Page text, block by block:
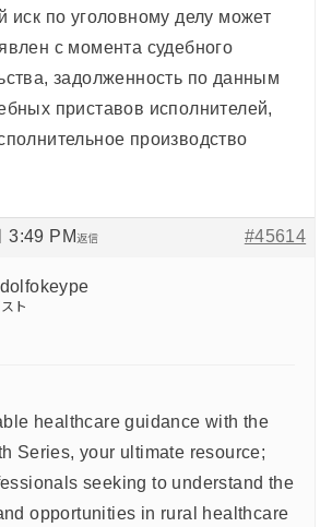
иск по уголовному делу может
с момента судебного
задолженность по данным
приставов исполнителей,
производство
3:49 PM #45614
返信
ト
healthcare guidance with the
Series, your ultimate resource;
seeking to understand the
opportunities in rural healthcare